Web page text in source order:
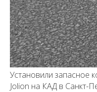
Установили запасное
Jolion на КАД в Санкт-